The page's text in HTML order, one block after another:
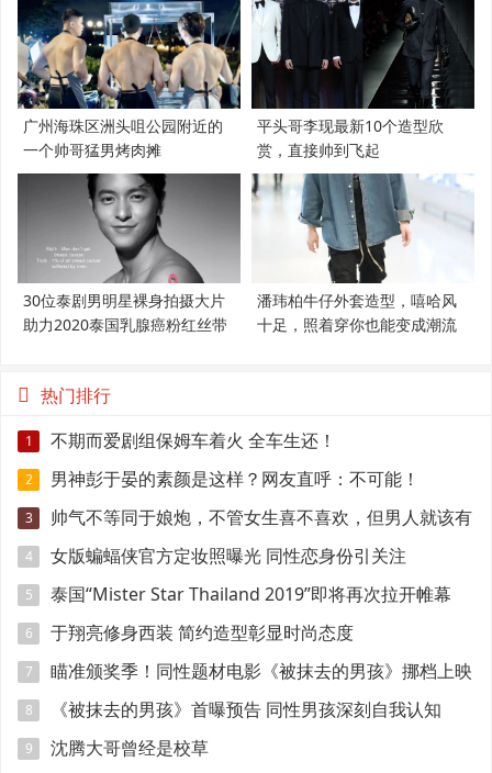
广州海珠区洲头咀公园附近的
一个帅哥猛男烤肉摊
平头哥李现最新10个造型欣
赏，直接帅到飞起
30位泰剧男明星裸身拍摄大片
助力2020泰国乳腺癌粉红丝带
潘玮柏牛仔外套造型，嘻哈风
十足，照着穿你也能变成潮流
热门排行
1 不期而爱剧组保姆车着火 全车生还！
2 男神彭于晏的素颜是这样？网友直呼：不可能！
3
帅气不等同于娘炮，不管女生喜不喜欢，但男人就该有
点肌肉
4 女版蝙蝠侠官方定妆照曝光 同性恋身份引关注
5 泰国“Mister Star Thailand 2019”即将再次拉开帷幕
6 于翔亮修身西装 简约造型彰显时尚态度
7 瞄准颁奖季！同性题材电影《被抹去的男孩》挪档上映
8 《被抹去的男孩》首曝预告 同性男孩深刻自我认知
9 沈腾大哥曾经是校草